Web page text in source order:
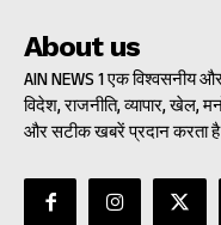
About us
AIN NEWS 1 एक विश्वसनीय
विदेश, राजनीति, व्यापार, खेल,
और सटीक खबरें प्रदान करता